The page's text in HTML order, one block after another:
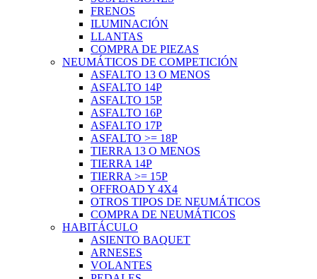
FRENOS
ILUMINACIÓN
LLANTAS
COMPRA DE PIEZAS
NEUMÁTICOS DE COMPETICIÓN
ASFALTO 13 O MENOS
ASFALTO 14P
ASFALTO 15P
ASFALTO 16P
ASFALTO 17P
ASFALTO >= 18P
TIERRA 13 O MENOS
TIERRA 14P
TIERRA >= 15P
OFFROAD Y 4X4
OTROS TIPOS DE NEUMÁTICOS
COMPRA DE NEUMÁTICOS
HABITÁCULO
ASIENTO BAQUET
ARNESES
VOLANTES